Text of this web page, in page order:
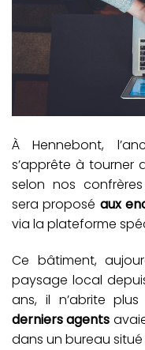
À Hennebont,
s’apprête à tourner
selon nos
sera proposé aux
via la plateforme
Ce bâtiment,
paysage local
ans, il n’abrite
derniers agents
dans un bureau